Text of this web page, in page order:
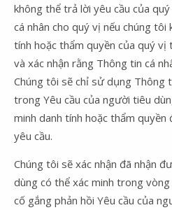
không thể trả lời yêu cầu của
cá nhân cho quý vị nếu chúng tôi
tính hoặc thẩm quyền của quý vị
và xác nhận rằng Thông tin cá
Chúng tôi sẽ chỉ sử dụng Thông
trong Yêu cầu của người tiêu
minh danh tính hoặc thẩm
yêu cầu.
Chúng tôi sẽ xác nhận đã nhận
dùng có thể xác minh trong
cố gắng phản hồi Yêu cầu của